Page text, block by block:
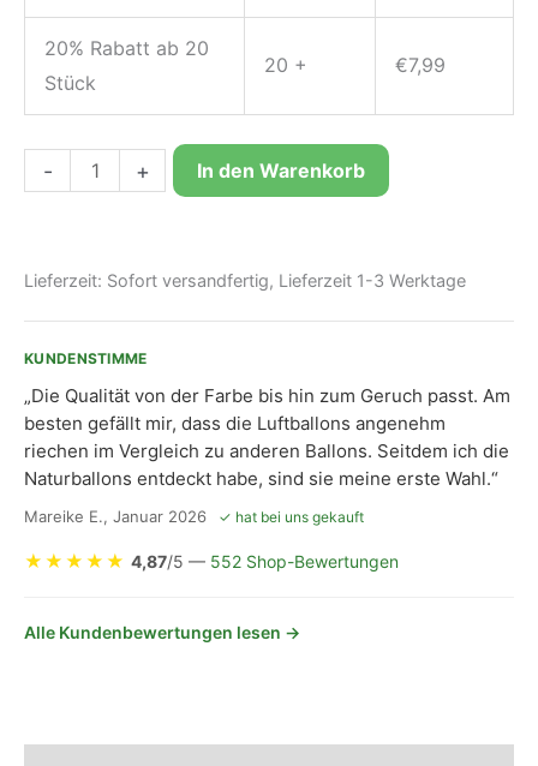
20% Rabatt ab 20
Stück
20 + €7,99
-
Bioloons®
Riesen-
60cm
Menge
+ In den Warenkorb
Lieferzeit: Sofort versandfertig, Lieferzeit 1-3 Werktage
KUNDENSTIMME
„Die Qualität von der Farbe bis hin zum Geruch passt. Am
besten gefällt mir, dass die Luftballons angenehm
riechen im Vergleich zu anderen Ballons. Seitdem ich die
Naturballons entdeckt habe, sind sie meine erste Wahl.“
Mareike E., Januar 2026 ✓ hat bei uns gekauft
★ ★ ★ ★ ★ 4,87/5 — 552 Shop-Bewertungen
Alle Kundenbewertungen lesen →